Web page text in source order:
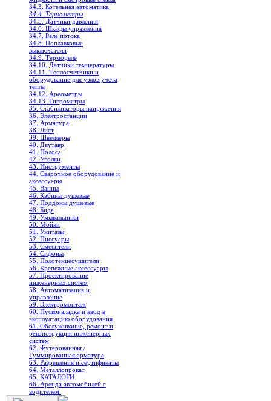
34.3. Котельная автоматика
34.4. Термометры
34.5. Датчики давления
34.6. Шкафы управления
34.7. Реле потока
34.8. Поплавковые
выключатели
34.9. Термореле
34.10. Датчики температуры
34.11. Теплосчетчики и
оборудование для узлов учета
тепла
34.12. Ареометры
34.13. Гигрометры
35. Стабилизаторы напряжения
36. Электростанции
37. Арматура
38. Лист
39. Швеллеры
40. Двутавр
41. Полоса
42. Уголки
43. Инструменты
44. Сварочное оборудование и
аксессуары
45. Ванны
46. Кабины душевые
47. Поддоны душевые
48. Биде
49. Умывальники
50. Мойки
51. Унитазы
52. Писсуары
53. Смесители
54. Сифоны
55. Полотенцесушители
56. Крепежные аксессуары
57. Проектирование
инженерных систем
58. Автоматизация и
управление
59. Электромонтаж
60. Пусконаладка и ввод в
эксплуатацию оборудования
61. Обслуживание, ремонт и
реконструкция инженерных
систем
62. Футерованная /
Гуммированная арматура
63. Разрешения и сертификаты
64. Металлопрокат
65. КАТАЛОГИ
66. Аренда автомобилей с
водителем.